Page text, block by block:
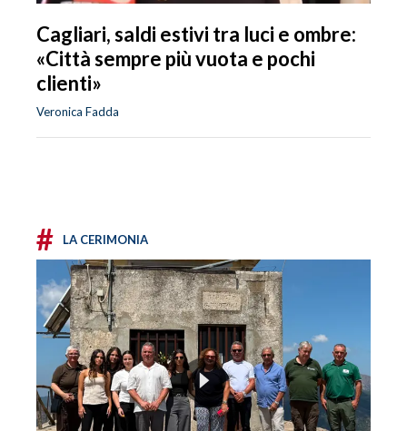
Cagliari, saldi estivi tra luci e ombre:
«Città sempre più vuota e pochi
clienti»
Veronica Fadda
# LA CERIMONIA